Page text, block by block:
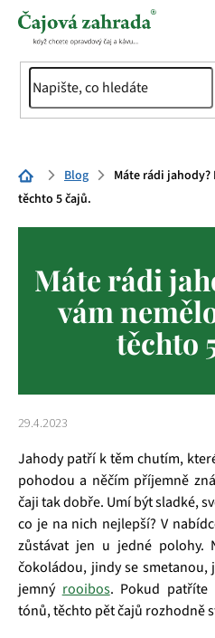
Přejít
Domů Blog
Máte rádi
těchto 5 čajů.
Máte rádi
vám
těchto
29.4.2023
Jahody patří k těm chutím,
pohodou a něčím příjemně
čaji tak dobře. Umí být sladké,
co je na nich nejlepší? V
zůstávat jen u jedné polohy.
čokoládou, jindy se
jemný rooibos. Pokud patříte
tónů, těchto pět čajů rozhodně